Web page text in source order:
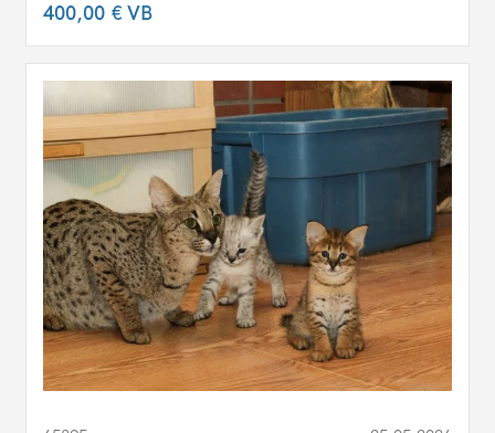
400,00 €VB